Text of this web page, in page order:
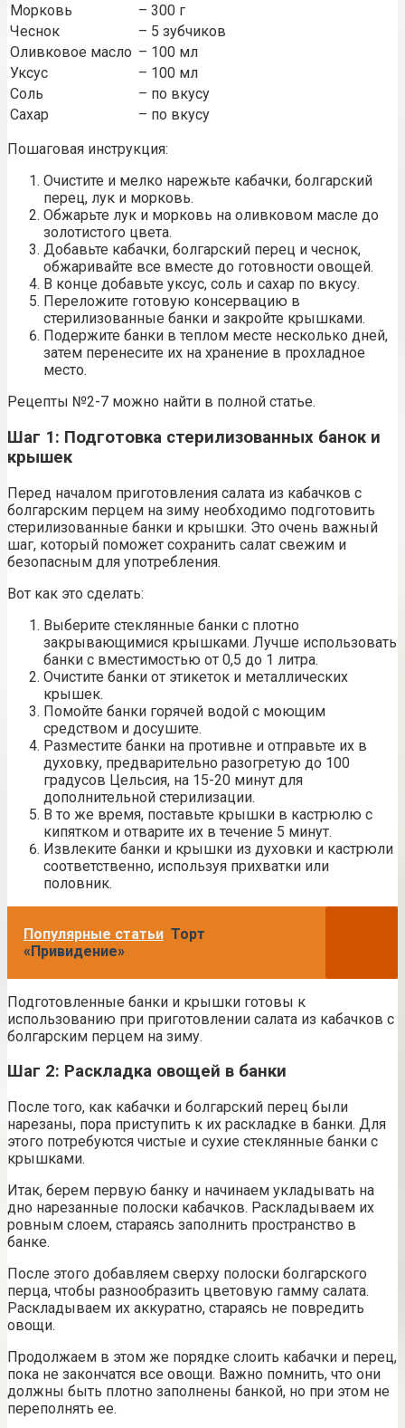
Морковь
– 300 г
Чеснок
– 5 зубчиков
Оливковое масло – 100 мл
Уксус
– 100 мл
Соль
– по вкусу
Сахар
– по вкусу
Пошаговая инструкция:
Очистите и мелко нарежьте кабачки, болгарский
перец, лук и морковь.
Обжарьте лук и морковь на оливковом масле до
золотистого цвета.
Добавьте кабачки, болгарский перец и чеснок,
обжаривайте все вместе до готовности овощей.
В конце добавьте уксус, соль и сахар по вкусу.
Переложите готовую консервацию в
стерилизованные банки и закройте крышками.
Подержите банки в теплом месте несколько дней,
затем перенесите их на хранение в прохладное
место.
Рецепты №2-7 можно найти в полной статье.
Шаг 1: Подготовка стерилизованных банок и
крышек
Перед началом приготовления салата из кабачков с
болгарским перцем на зиму необходимо подготовить
стерилизованные банки и крышки. Это очень важный
шаг, который поможет сохранить салат свежим и
безопасным для употребления.
Вот как это сделать:
Выберите стеклянные банки с плотно
закрывающимися крышками. Лучше использовать
банки с вместимостью от 0,5 до 1 литра.
Очистите банки от этикеток и металлических
крышек.
Помойте банки горячей водой с моющим
средством и досушите.
Разместите банки на противне и отправьте их в
духовку, предварительно разогретую до 100
градусов Цельсия, на 15-20 минут для
дополнительной стерилизации.
В то же время, поставьте крышки в кастрюлю с
кипятком и отварите их в течение 5 минут.
Извлеките банки и крышки из духовки и кастрюли
соответственно, используя прихватки или
половник.
Популярные статьи Торт
«Привидение»
Подготовленные банки и крышки готовы к
использованию при приготовлении салата из кабачков с
болгарским перцем на зиму.
Шаг 2: Раскладка овощей в банки
После того, как кабачки и болгарский перец были
нарезаны, пора приступить к их раскладке в банки. Для
этого потребуются чистые и сухие стеклянные банки с
крышками.
Итак, берем первую банку и начинаем укладывать на
дно нарезанные полоски кабачков. Раскладываем их
ровным слоем, стараясь заполнить пространство в
банке.
После этого добавляем сверху полоски болгарского
перца, чтобы разнообразить цветовую гамму салата.
Раскладываем их аккуратно, стараясь не повредить
овощи.
Продолжаем в этом же порядке слоить кабачки и перец,
пока не закончатся все овощи. Важно помнить, что они
должны быть плотно заполнены банкой, но при этом не
переполнять ее.